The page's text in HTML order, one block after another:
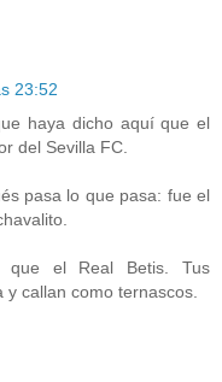
23:52
haya dicho aquí que el
del Sevilla FC.
pasa lo que pasa: fue el
el Real Betis. Tus
y callan como ternascos.